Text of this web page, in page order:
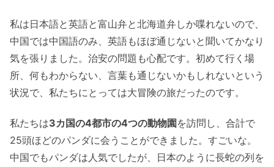
私は日本語と英語と富山弁と北海道弁しか喋れないので、
中国では中国語のみ、英語もほぼ通じないと聞いてかなり
気を張りました。治安の問題も心配です。初めて行く場
所、何もわからない、言葉も通じないかもしれないという
状況で、私たちにとっては大冒険の旅だったのです。
私たちは3カ国の4都市の4つの動物園を訪問し、合計で
25頭ほどのパンダに会うことができました。すごいな。
中国でもパンダは人気でしたが、日本のように長蛇の列を